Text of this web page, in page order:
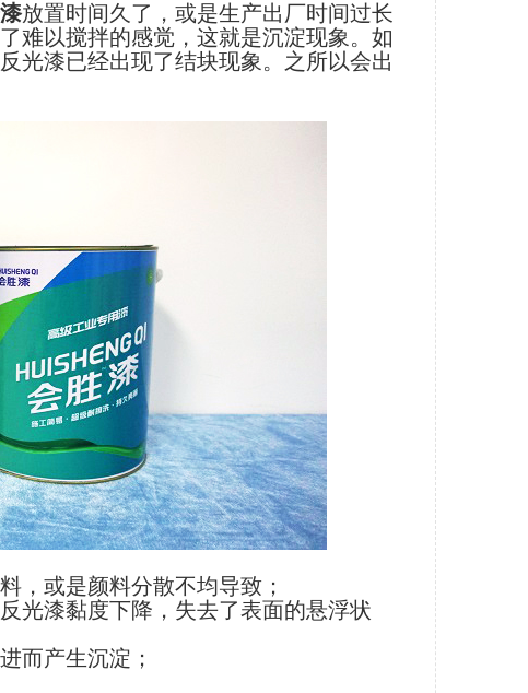
放置时间久了，或是生产出厂时间过长
难以搅拌的感觉，这就是沉淀现象。如
光漆已经出现了结块现象。之所以会出
，或是颜料分散不均导致；
光漆黏度下降，失去了表面的悬浮状
而产生沉淀；